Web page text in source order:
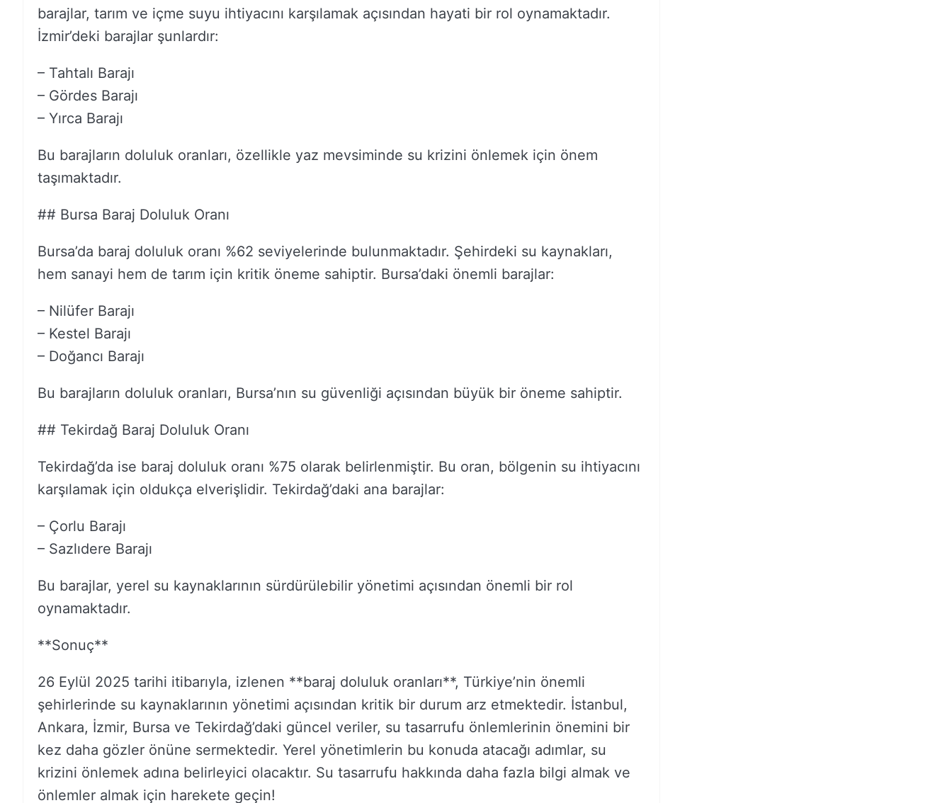
barajlar, tarım ve içme suyu ihtiyacını karşılamak açısından hayati bir rol oynamaktadır.
İzmir’deki barajlar şunlardır:
– Tahtalı Barajı
– Gördes Barajı
– Yırca Barajı
Bu barajların doluluk oranları, özellikle yaz mevsiminde su krizini önlemek için önem
taşımaktadır.
## Bursa Baraj Doluluk Oranı
Bursa’da baraj doluluk oranı %62 seviyelerinde bulunmaktadır. Şehirdeki su kaynakları,
hem sanayi hem de tarım için kritik öneme sahiptir. Bursa’daki önemli barajlar:
– Nilüfer Barajı
– Kestel Barajı
– Doğancı Barajı
Bu barajların doluluk oranları, Bursa’nın su güvenliği açısından büyük bir öneme sahiptir.
## Tekirdağ Baraj Doluluk Oranı
Tekirdağ’da ise baraj doluluk oranı %75 olarak belirlenmiştir. Bu oran, bölgenin su ihtiyacını
karşılamak için oldukça elverişlidir. Tekirdağ’daki ana barajlar:
– Çorlu Barajı
– Sazlıdere Barajı
Bu barajlar, yerel su kaynaklarının sürdürülebilir yönetimi açısından önemli bir rol
oynamaktadır.
**Sonuç**
26 Eylül 2025 tarihi itibarıyla, izlenen **baraj doluluk oranları**, Türkiye’nin önemli
şehirlerinde su kaynaklarının yönetimi açısından kritik bir durum arz etmektedir. İstanbul,
Ankara, İzmir, Bursa ve Tekirdağ’daki güncel veriler, su tasarrufu önlemlerinin önemini bir
kez daha gözler önüne sermektedir. Yerel yönetimlerin bu konuda atacağı adımlar, su
krizini önlemek adına belirleyici olacaktır. Su tasarrufu hakkında daha fazla bilgi almak ve
önlemler almak için harekete geçin!